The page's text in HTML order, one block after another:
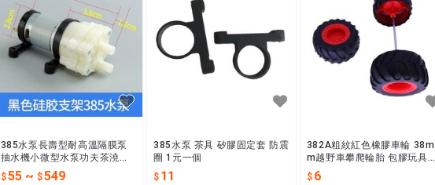
385水泵長壽型耐高溫隔膜泵
抽水機小微型水泵功夫茶澆花
抽水配件
55~ 549
385水泵 茶具 矽膠固定套 防震
圈 1元一個
11
382A粗紋紅色橡膠車輪 38m
m越野車攀爬輪胎 包膠玩具車
輪 耐用型
6